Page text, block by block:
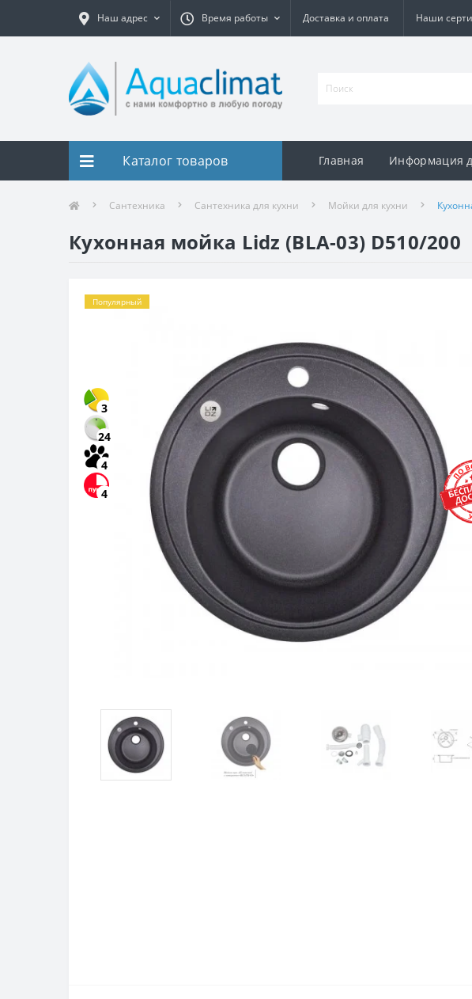
Наш адрес Время работы Доставка и оплата Наши
Каталог товаров Главная Информация
Сантехника Сантехника для кухни Мойки для кухни
Кухонная мойка Lidz (BLA-03) D510/200
Популярный
3
24
4
4